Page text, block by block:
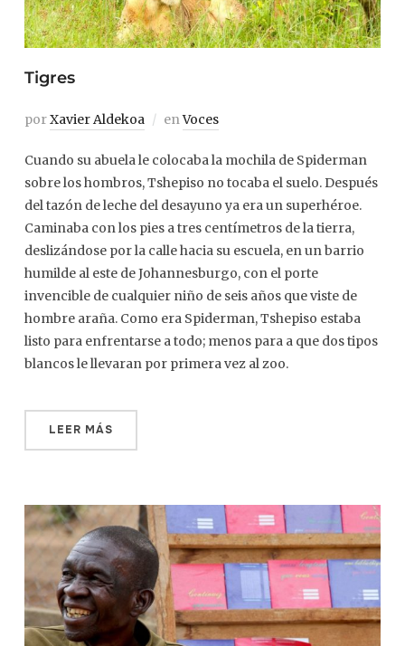
Tigres
porXavier Aldekoa enVoces
Cuando su abuela le colocaba la mochila de Spiderman
sobre los hombros, Tshepiso no tocaba el suelo. Después
del tazón de leche del desayuno ya era un superhéroe.
Caminaba con los pies a tres centímetros de la tierra,
deslizándose por la calle hacia su escuela, en un barrio
humilde al este de Johannesburgo, con el porte
invencible de cualquier niño de seis años que viste de
hombre araña. Como era Spiderman, Tshepiso estaba
listo para enfrentarse a todo; menos para a que dos tipos
blancos le llevaran por primera vez al zoo.
LEER MÁS